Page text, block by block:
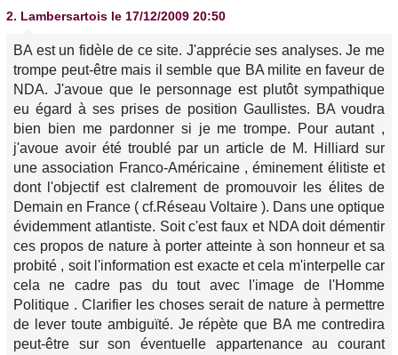
2. Lambersartois le 17/12/2009 20:50
BA est un fidèle de ce site. J'apprécie ses analyses. Je me
trompe peut-être mais il semble que BA milite en faveur de
NDA. J'avoue que le personnage est plutôt sympathique
eu égard à ses prises de position Gaullistes. BA voudra
bien bien me pardonner si je me trompe. Pour autant ,
j'avoue avoir été troublé par un article de M. Hilliard sur
une association Franco-Américaine , éminement élitiste et
dont l'objectif est claIrement de promouvoir les élites de
Demain en France ( cf.Réseau Voltaire ). Dans une optique
évidemment atlantiste. Soit c'est faux et NDA doit démentir
ces propos de nature à porter atteinte à son honneur et sa
probité , soit l'information est exacte et cela m'interpelle car
cela ne cadre pas du tout avec l'image de l'Homme
Politique . Clarifier les choses serait de nature à permettre
de lever toute ambiguïté. Je répète que BA me contredira
peut-être sur son éventuelle appartenance au courant